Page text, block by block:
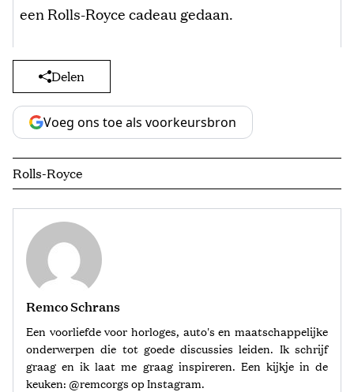
een Rolls-Royce cadeau gedaan.
Delen
Voeg ons toe als voorkeursbron
Rolls-Royce
Remco Schrans
Een voorliefde voor horloges, auto's en maatschappelijke
onderwerpen die tot goede discussies leiden. Ik schrijf
graag en ik laat me graag inspireren. Een kijkje in de
keuken: @remcorgs op Instagram.